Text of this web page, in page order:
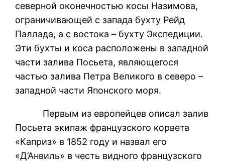
северной оконечностью косы Назимова,
ограничивающей с запада бухту Рейд
Паллада, а с востока – бухту Экспедиции.
Эти бухты и коса расположены в западной
части залива Посьета, являющегося
частью залива Петра Великого в северо –
западной части Японского моря.
Первым из европейцев описал залив
Посьета экипаж французского корвета
«Каприз» в 1852 году и назвал его
«Д’Анвиль» в честь видного французского